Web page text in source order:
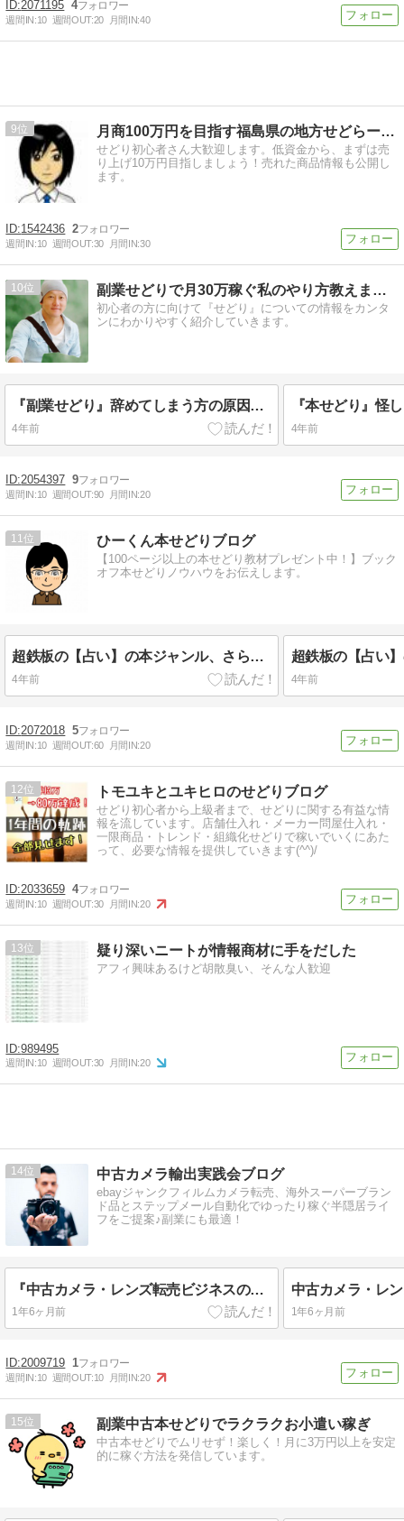
2071195 4
週間IN:10 週間OUT:20 月間IN:40
9 月商100万円を目指す福島県の地方せどらーのブログ
せどり初心者さん大歓迎します。低資金から、まずは売
り上げ10万円目指しましょう！売れた商品情報も公開し
ます。
1542436 2
週間IN:10 週間OUT:30 月間IN:30
10 副業せどりで月30万稼ぐ私のやり方教えます。
初心者の方に向けて『せどり』についての情報をカンタ
ンにわかりやすく紹介していきます。
『副業せどり』辞めてしまう方の原因はコレ！？解決方法は？
4年前
『本せどり』怪
4年前
2054397 9
週間IN:10 週間OUT:90 月間IN:20
11 ひーくん本せどりブログ
【100ページ以上の本せどり教材プレゼント中！】ブック
オフ本せどりノウハウをお伝えします。
超鉄板の【占い】の本ジャンル、さらに横展開で芋づる式にお宝ゲットする方法！
4年前 4年前
2072018 5
週間IN:10 週間OUT:60 月間IN:20
12 トモユキとユキヒロのせどりブログ
せどり初心者から上級者まで、せどりに関する有益な情
報を流しています。店舗仕入れ・メーカー問屋仕入れ・
一限商品・トレンド・組織化せどりで稼いでいくにあた
って、必要な情報を提供していきます(^^)/
2033659 4
週間IN:10 週間OUT:30 月間IN:20
13 疑り深いニートが情報商材に手をだした
アフィ興味あるけど胡散臭い、そんな人歓迎
989495
週間IN:10 週間OUT:30 月間IN:20
14 中古カメラ輸出実践会ブログ
ebayジャンクフィルムカメラ転売、海外スーパーブラン
ド品とステップメール自動化でゆったり稼ぐ半隠居ライ
フをご提案♪副業にも最適！
『中古カメラ・レンズ転売ビジネスの最終奥義教えます』のebay輸出会員サイト付きバージョン提供開始！！
1年6ヶ月前 1年6ヶ月前
2009719 1
週間IN:10 週間OUT:10 月間IN:20
15 副業中古本せどりでラクラクお小遣い稼ぎ
中古本せどりでムリせず！楽しく！月に3万円以上を安定
的に稼ぐ方法を発信しています。